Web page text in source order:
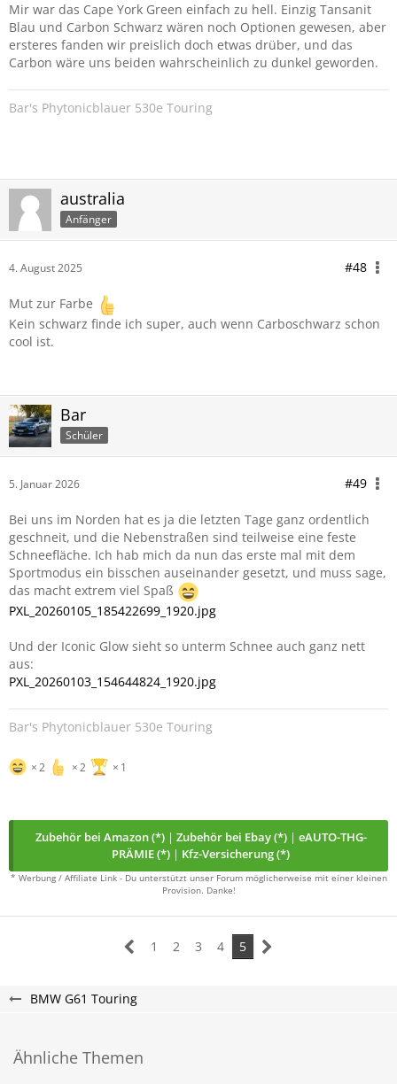
Mir war das Cape York Green einfach zu hell. Einzig Tansanit
Blau und Carbon Schwarz wären noch Optionen gewesen, aber
ersteres fanden wir preislich doch etwas drüber, und das
Carbon wäre uns beiden wahrscheinlich zu dunkel geworden.
Bar's Phytonicblauer 530e Touring
australia
Anfänger
4. August 2025 #48
Mut zur Farbe
Kein schwarz finde ich super, auch wenn Carboschwarz schon
cool ist.
Bar
Schüler
5. Januar 2026 #49
Bei uns im Norden hat es ja die letzten Tage ganz ordentlich
geschneit, und die Nebenstraßen sind teilweise eine feste
Schneefläche. Ich hab mich da nun das erste mal mit dem
Sportmodus ein bisschen auseinander gesetzt, und muss sage,
das macht extrem viel Spaß
PXL_20260105_185422699_1920.jpg
Und der Iconic Glow sieht so unterm Schnee auch ganz nett
aus:
PXL_20260103_154644824_1920.jpg
Bar's Phytonicblauer 530e Touring
2 2 1
Zubehör bei Amazon (*)| Zubehör bei Ebay (*)| eAUTO-THG-
PRÄMIE (*) | Kfz-Versicherung (*)
* Werbung / Affiliate Link - Du unterstützt unser Forum möglicherweise mit einer kleinen
Provision. Danke!
1 2 3 4 5
BMW G61 Touring
Ähnliche Themen